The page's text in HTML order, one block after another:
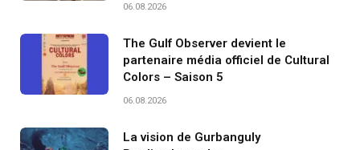
06.08.2026
The Gulf Observer devient le
partenaire média officiel de Cultural
Colors – Saison 5
06.08.2026
La vision de Gurbanguly